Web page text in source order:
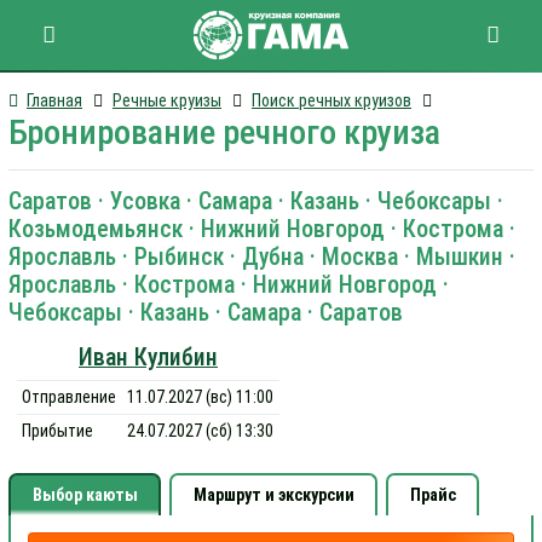
Главная Речные круизы Поиск речных круизов
Бронирование речного круиза
Саратов · Усовка · Самара · Казань · Чебоксары ·
Козьмодемьянск · Нижний Новгород · Кострома ·
Ярославль · Рыбинск · Дубна · Москва · Мышкин ·
Ярославль · Кострома · Нижний Новгород ·
Чебоксары · Казань · Самара · Саратов
Иван Кулибин
Отправление
11.07.2027 (вс) 11:00
Прибытие
24.07.2027 (сб) 13:30
Выбор каюты Маршрут и экскурсии Прайс